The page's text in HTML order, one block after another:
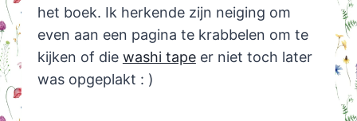
het boek. Ik herkende zijn neiging om
even aan een pagina te krabbelen om te
kijken of die washi tapeer niet toch later
was opgeplakt : )